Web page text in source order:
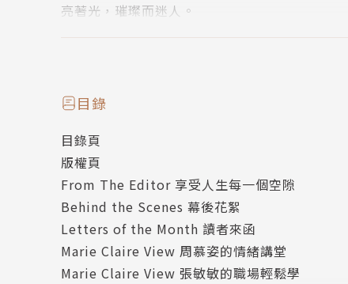
亮著光，璀璨而迷人。
努力了一整年後，為在資訊爆炸的世界中無法
躺，而且能躺得無後顧之憂，正是《美麗佳人
跨越歐亞的奇幻旅程
從義大利科莫湖波光粼粼的靈動湖光，到新加
優雅敘事展開旅程。本季除了延續 Chanel 優雅
性自信且自在的獨特姿態。從大秀到視覺形象
永的現代魅力！
目錄
目錄頁
版權頁
From The Editor 享受人生每一個空隙
Behind the Scenes 幕後花絮
Letters of the Month 讀者來函
Marie Claire View 周慕姿的情緒講堂
Marie Claire View 張敏敏的職場輕鬆學